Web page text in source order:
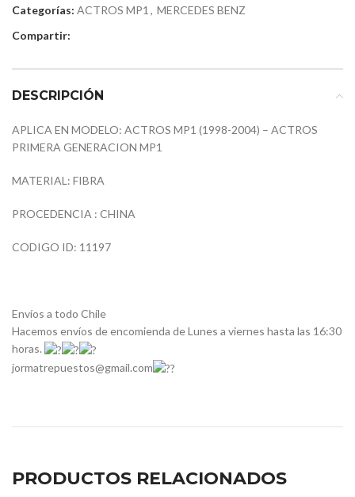
Categorías: ACTROS MP1 , MERCEDES BENZ
Compartir:
DESCRIPCIÓN
APLICA EN MODELO: ACTROS MP1 (1998-2004) – ACTROS
PRIMERA GENERACION MP1
MATERIAL: FIBRA
PROCEDENCIA : CHINA
CODIGO ID: 11197
Envíos a todo Chile
Hacemos envíos de encomienda de Lunes a viernes hasta las 16:30
horas.
jormatrepuestos@gmail.com
PRODUCTOS RELACIONADOS